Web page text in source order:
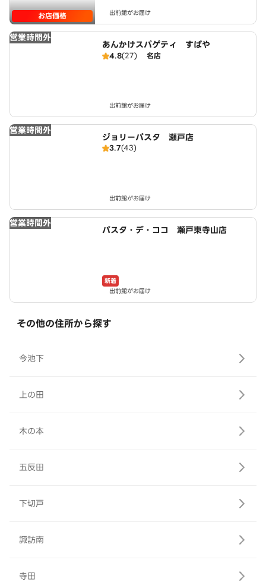
お店価格 出前館がお届け
営業時間外
あんかけスパゲティ すぱや
4.8(27) 名店
出前館がお届け
営業時間外
ジョリーパスタ 瀬戸店
3.7(43)
出前館がお届け
営業時間外
パスタ・デ・ココ 瀬戸東寺山店
新着
出前館がお届け
その他の住所から探す
今池下
上の田
木の本
五反田
下切戸
諏訪南
寺田